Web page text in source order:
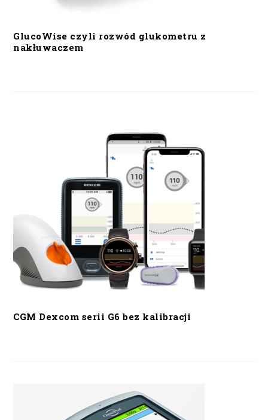
GlucoWise czyli rozwód glukometru z
nakłuwaczem
CGM Dexcom serii G6 bez kalibracji